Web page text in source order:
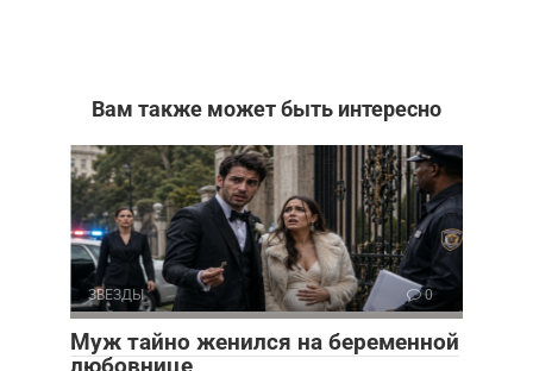
Вам также может быть интересно
ЗВЕЗДЫ 0
Муж тайно женился на беременной